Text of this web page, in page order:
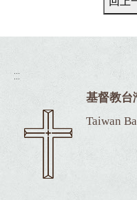
:::
基督教台
Taiwan